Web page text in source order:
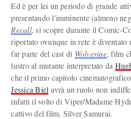
Ed è per lei un periodo di grande
presentando l'imminente (almeno
Recall, si scopre durante il Comic-
riportato ovunque in rete è diventato
far parte del cast di Wolverine, film
lustro al mutante interpretato da
che il primo capitolo
Jessica Biel avrà un ruolo non
infatti il volto di Viper/Madame
cattivo del film, Silver Samurai.